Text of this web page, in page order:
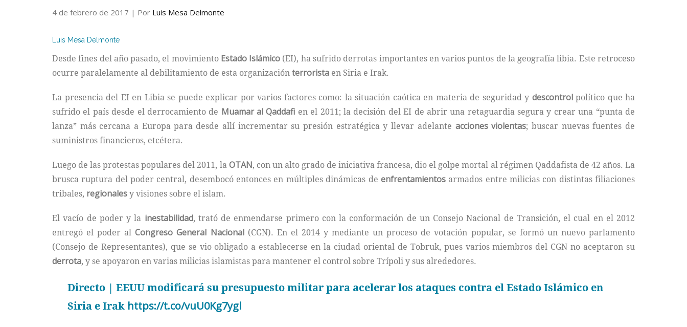
4 de febrero de 2017 | Por Luis Mesa Delmonte
Luis Mesa Delmonte
Desde fines del año pasado, el movimiento Estado Islámico (EI), ha sufrido derrotas importantes en varios puntos de la geografía libia. Este retroceso
ocurre paralelamente al debilitamiento de esta organizaciónterrorista en Siria e Irak.
La presencia del EI en Libia se puede explicar por varios factores como: la situación caótica en materia de seguridad y descontrolpolítico que ha
sufrido el país desde el derrocamiento de Muamar al Qaddafi en el 2011; la decisión del EI de abrir una retaguardia segura y crear una “punta de
lanza” más cercana a Europa para desde allí incrementar su presión estratégica y llevar adelante acciones violentas; buscar nuevas fuentes de
suministros financieros, etcétera.
Luego de las protestas populares del 2011, laOTAN, con un alto grado de iniciativa francesa, dio el golpe mortal al régimen Qaddafista de 42 años. La
brusca ruptura del poder central, desembocó entonces en múltiples dinámicas de enfrentamientosarmados entre milicias con distintas filiaciones
tribales, regionalesy visiones sobre el islam.
El vacío de poder y la inestabilidad, trató de enmendarse primero con la conformación de un Consejo Nacional de Transición, el cual en el 2012
entregó el poder alCongreso General Nacional(CGN). En el 2014 y mediante un proceso de votación popular, se formó un nuevo parlamento
(Consejo de Representantes), que se vio obligado a establecerse en la ciudad oriental de Tobruk, pues varios miembros del CGN no aceptaron su
derrota, y se apoyaron en varias milicias islamistas para mantener el control sobre Trípoli y sus alrededores.
Directo | EEUU modificará su presupuesto militar para acelerar los ataques contra el Estado Islámico en
Siria e Irak https://t.co/vuU0Kg7ygl